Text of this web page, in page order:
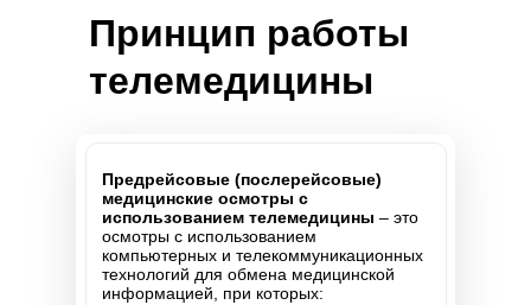
Предрейсовые (послерейсовые)
медицинские осмотры с
использованием телемедицины – это
осмотры с использованием
компьютерных и телекоммуникационных
технологий для обмена медицинской
информацией, при которых:
Принцип работы
телемедицины